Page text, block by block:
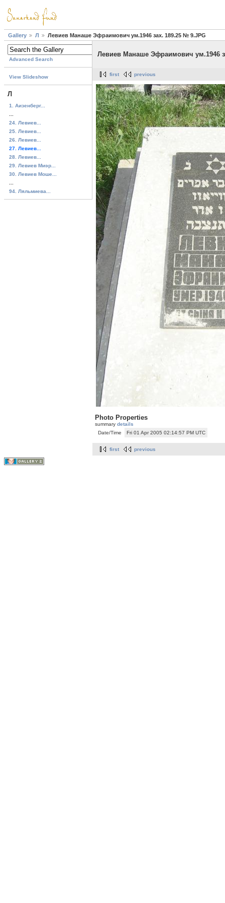
Gallery Л Левиев Манаше Эфраимович ум.1946 зах. 189.25 № 9.JPG
Advanced Search
View Slideshow
Л
1. Аизенберг...
24. Левиев...
25. Левиев...
26. Левиев...
27. Левиев...
28. Левиев...
29. Левиев Миэр...
30. Левиев Моше...
94. Ляльмиева...
Левиев Манаше Эфраимович ум.1946
first previous
Photo Properties
summary details
Date/Time
Fri 01 Apr 2005 02:14:57 PM UTC
first previous